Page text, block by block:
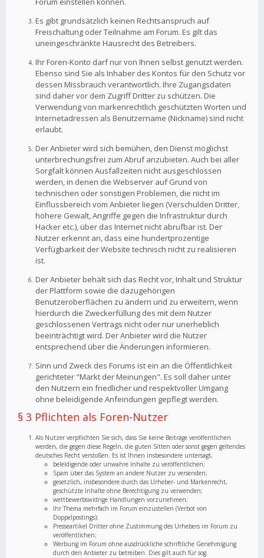
Es gibt grundsätzlich keinen Rechtsanspruch auf
Freischaltung oder Teilnahme am Forum. Es gilt das
uneingeschränkte Hausrecht des Betreibers.
Ihr Foren-Konto darf nur von Ihnen selbst genutzt werden.
Ebenso sind Sie als Inhaber des Kontos für den Schutz vor
dessen Missbrauch verantwortlich. Ihre Zugangsdaten
sind daher vor dem Zugriff Dritter zu schützen. Die
Verwendung von markenrechtlich geschützten Worten und
Internetadressen als Benutzername (Nickname) sind nicht
erlaubt.
Der Anbieter wird sich bemühen, den Dienst möglichst
unterbrechungsfrei zum Abruf anzubieten. Auch bei aller
Sorgfalt können Ausfallzeiten nicht ausgeschlossen
werden, in denen die Webserver auf Grund von
technischen oder sonstigen Problemen, die nicht im
Einflussbereich vom Anbieter liegen (Verschulden Dritter,
höhere Gewalt, Angriffe gegen die Infrastruktur durch
Hacker etc.), über das Internet nicht abrufbar ist. Der
Nutzer erkennt an, dass eine hundertprozentige
Verfügbarkeit der Website technisch nicht zu realisieren
ist.
Der Anbieter behält sich das Recht vor, Inhalt und Struktur
der Plattform sowie die dazugehörigen
Benutzeroberflächen zu ändern und zu erweitern, wenn
hierdurch die Zweckerfüllung des mit dem Nutzer
geschlossenen Vertrags nicht oder nur unerheblich
beeinträchtigt wird. Der Anbieter wird die Nutzer
entsprechend über die Änderungen informieren.
Sinn und Zweck des Forums ist ein an die Öffentlichkeit
gerichteter "Markt der Meinungen". Es soll daher unter
den Nutzern ein friedlicher und respektvoller Umgang
ohne beleidigende Anfeindungen gepflegt werden.
§ 3 Pflichten als Foren-Nutzer
Als Nutzer verpflichten Sie sich, dass Sie keine Beiträge veröffentlichen
werden, die gegen diese Regeln, die guten Sitten oder sonst gegen geltendes
deutsches Recht verstoßen. Es ist Ihnen insbesondere untersagt,
beleidigende oder unwahre Inhalte zu veröffentlichen;
Spam über das System an andere Nutzer zu versenden;
gesetzlich, insbesondere durch das Urheber- und Markenrecht,
geschützte Inhalte ohne Berechtigung zu verwenden;
wettbewerbswidrige Handlungen vorzunehmen;
Ihr Thema mehrfach im Forum einzustellen (Verbot von
Doppelpostings);
Presseartikel Dritter ohne Zustimmung des Urhebers im Forum zu
veröffentlichen;
Werbung im Forum ohne ausdrückliche schriftliche Genehmigung
durch den Anbieter zu betreiben. Dies gilt auch für sog.